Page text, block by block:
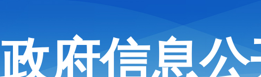
政府信息公